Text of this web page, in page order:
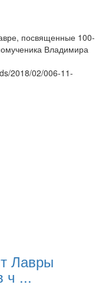
посвященные 100-
Владимира
2018/02/006-11-
Лавры
ч ...